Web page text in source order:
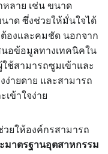
ลาย เช่น ขนาด
าด ซึ่งช่วยให้มั่นใจได้
องและคมชัด นอกจาก
นอข้อมูลทางเทคนิคใน
ช้สามารถซูมเข้าและ
ง่ายดาย และสามารถ
ข้าใจง่าย
วยให้องค์กรสามารถ
าตรฐานอุตสาหกรรม